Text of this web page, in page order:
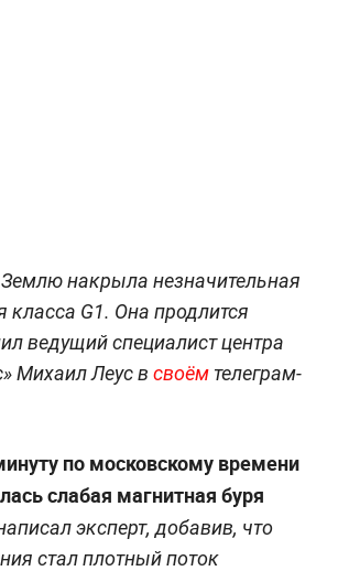
накрыла незначительная
класса G1. Она продлится
ведущий специалист центра
Михаил Леус в своёмтелеграм-
по московскому времени
слабая магнитная буря
эксперт, добавив, что
стал плотный поток